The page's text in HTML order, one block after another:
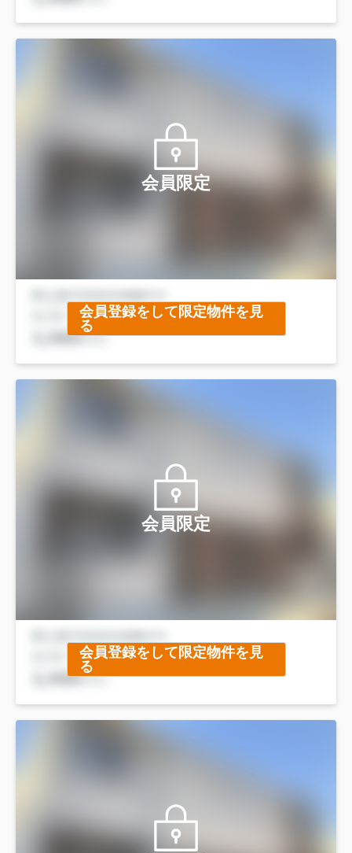
会員限定
会員登録をして限定物件を見
る
会員限定
会員登録をして限定物件を見
る